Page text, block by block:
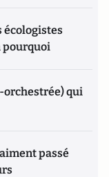
écologistes
pourquoi
qui
passé